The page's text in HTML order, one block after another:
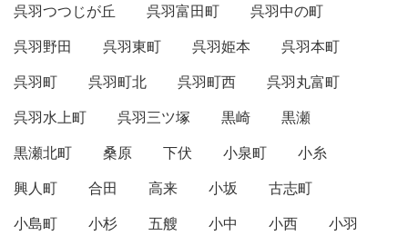
呉羽つつじが丘
呉羽富田町
呉羽中の町
呉羽野田
呉羽東町 呉羽姫本
呉羽本町
呉羽町
呉羽町北 呉羽町西
呉羽丸富町
呉羽水上町
呉羽三ツ塚 黒崎
黒瀬
黒瀬北町
桑原 下伏 小泉町
小糸
興人町
合田 高来 小坂
古志町
小島町
小杉 五艘 小中 小西
小羽